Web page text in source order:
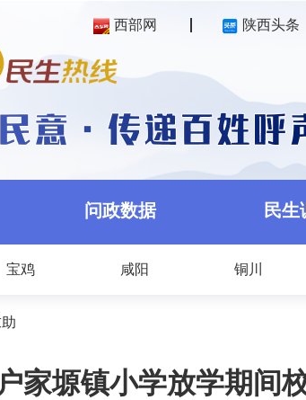
西部网 陕西头条
问政数据 民生
宝鸡 咸阳 铜川
家塬镇小学放学期间